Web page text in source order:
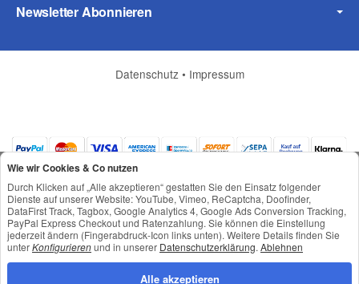
Frage zum Artikel
Ihre Frage
Newsletter Abonnieren
Datenschutz • Impressum
*Alle Preise inkl. gesetzlicher USt., zzgl.Versand
© © Toneroffice.de
Powered by
JTL-Shop
Wie wir Cookies & Co nutzen
Durch Klicken auf „Alle akzeptieren“ gestatten Sie den Einsatz folgender
Dienste auf unserer Website: YouTube, Vimeo, ReCaptcha, Doofinder,
DataFirst Track, Tagbox, Google Analytics 4, Google Ads Conversion Tracking,
PayPal Express Checkout und Ratenzahlung. Sie können die Einstellung
jederzeit ändern (Fingerabdruck-Icon links unten). Weitere Details finden Sie
unterKonfigurierenund in unserer Datenschutzerklärung. Ablehnen
Alle akzeptieren